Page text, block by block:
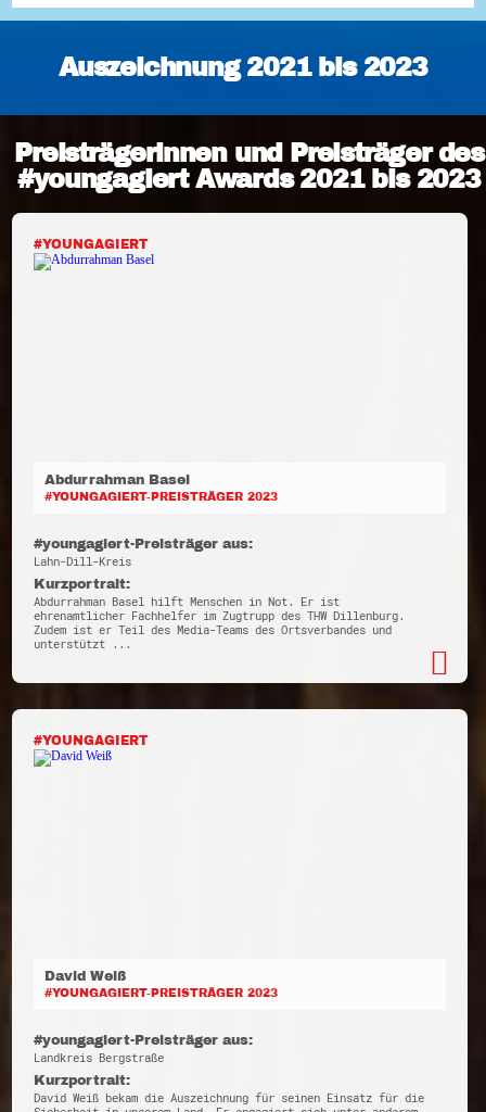
Auszeichnung 2021 bis 2023
Preisträgerinnen und Preisträger des
#youngagiert Awards 2021 bis 2023
#YOUNGAGIERT
Abdurrahman Basel
#YOUNGAGIERT-PREISTRÄGER 2023
#youngagiert-Preisträger aus:
Lahn-Dill-Kreis
Kurzportrait:
Abdurrahman Basel hilft Menschen in Not. Er ist
ehrenamtlicher Fachhelfer im Zugtrupp des THW Dillenburg.
Zudem ist er Teil des Media-Teams des Ortsverbandes und
unterstützt ...
#YOUNGAGIERT
David Weiß
#YOUNGAGIERT-PREISTRÄGER 2023
#youngagiert-Preisträger aus:
Landkreis Bergstraße
Kurzportrait:
David Weiß bekam die Auszeichnung für seinen Einsatz für die